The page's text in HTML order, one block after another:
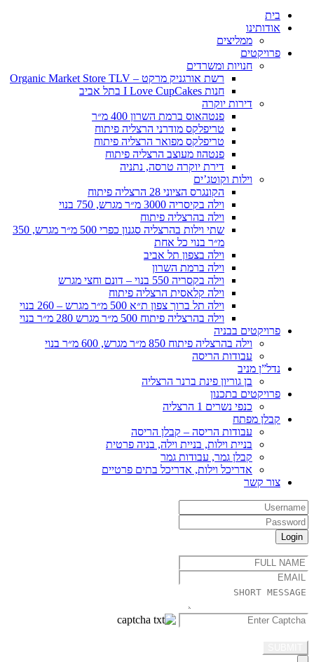
בית
אודותינו
ממליצים
פרויקטים
חנויות ומשרדים
רשת אורגניק מרקט – Organic Market Store TLV
חנות I Love CupCakes בתל אביב
דירות יוקרה
פנטהאוס ברמת השרון 400 מ״ר
טריפלקס מודרני הרצליה פיתוח
טריפלקס מפואר הרצליה פיתוח
פנטהוז מעוצב הרצליה פיתוח
דירת יוקרה טרסה, נתניה
וילות וקוטג’ים
הקונגרס הציוני 28 הרצליה פיתוח
וילה בקיסריה 3000 מ״ר מגרש, 750 בנוי
וילה בהרצליה פיתוח
שתי וילות בהרצליה סגנון כפרי 500 מ״ר מגרש, 350
מ״ר בנוי כל אחת
וילה בצפון תל אביב
וילה ברמת השרון
וילה בקסריה 550 בנוי – דונם וחצי מגרש
וילה קלאסית הרצליה פיתוח
וילה תל ברוך צפון ת״א 500 מ״ר מגרש – 260 בנוי
וילה בהרצליה פיתוח 500 מ״ר מגרש 280 מ״ר בנוי
פרויקטים בבניה
וילה בהרצליה פיתוח 850 מ״ר מגרש, 600 מ״ר בנוי
עבודות הריסה
נדל”ן מניב
בן גוריון פינת ברנר הרצליה
פרויקטים בתכנון
כנפי נשרים 1 הרצליה
קבלן מפתח
עבודות הריסה – קבלן הריסה
בניית וילות, בניית וילה, בניה פרטית
קבלן גמר, עבודות גמר
אדריכל וילות, אדריכל בתים פרטיים
צור קשר